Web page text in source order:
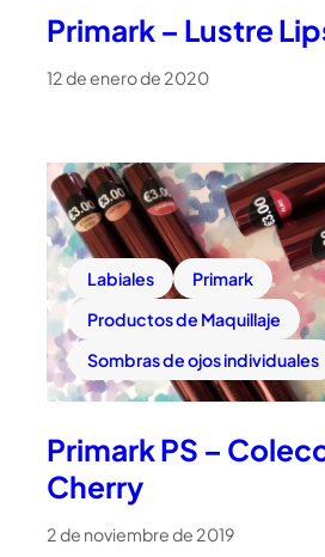
Primark – Lustre
12 de enero de 2020
Labiales
Primark
Productos de Maquillaje
Sombras de ojos individuales
Primark PS –
Cherry
2 de noviembre de 2019